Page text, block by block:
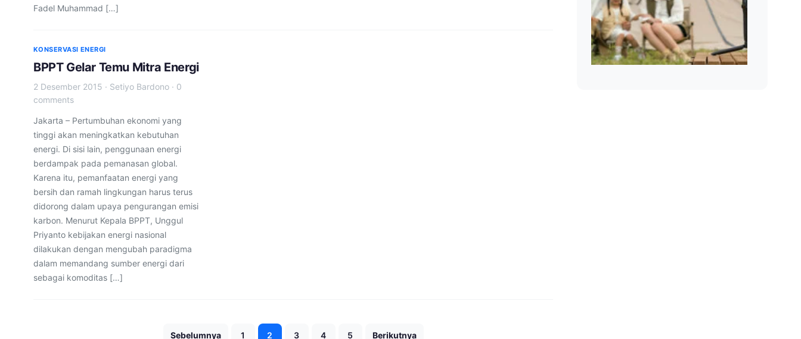
Fadel Muhammad […]
KONSERVASI ENERGI
BPPT Gelar Temu Mitra Energi
2 Desember 2015 · Setiyo Bardono · 0
comments
Jakarta – Pertumbuhan ekonomi yang
tinggi akan meningkatkan kebutuhan
energi. Di sisi lain, penggunaan energi
berdampak pada pemanasan global.
Karena itu, pemanfaatan energi yang
bersih dan ramah lingkungan harus terus
didorong dalam upaya pengurangan emisi
karbon. Menurut Kepala BPPT, Unggul
Priyanto kebijakan energi nasional
dilakukan dengan mengubah paradigma
dalam memandang sumber energi dari
sebagai komoditas […]
Paginasi
Sebelumnya 1 2 3 4 5 Berikutnya